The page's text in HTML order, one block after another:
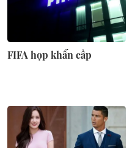
FIFA họp khẩn cấp